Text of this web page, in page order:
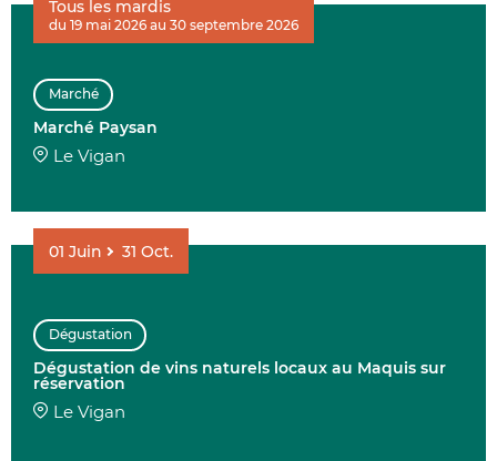
DATE
Marché
Marché Paysan
Le Vigan
Tous les mardis
du 19 mai 2026 au 30 septembre 2026
Dégustation
Dégustation de vins naturels locaux au Maquis sur
réservation
Le Vigan
01 Juin 31 Oct.